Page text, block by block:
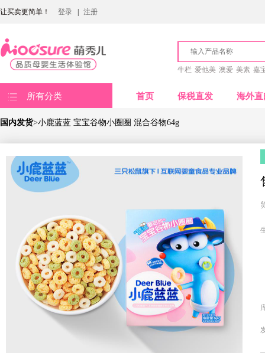
让买卖更简单！ 登录 注册
牛栏 爱他美 澳爱 美素 嘉
所有分类 首页 保税直发 海外直
国内发货>小鹿蓝蓝 宝宝谷物小圈圈 混合谷物64g